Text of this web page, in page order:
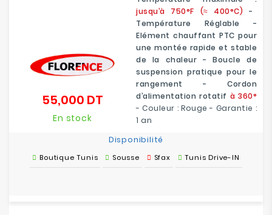
jusqu’à 750°F (≈ 400°C) -
Température Réglable -
Elément chauffant PTC pour
une montée rapide et stable
de la chaleur - Boucle de
suspension pratique pour le
rangement - Cordon
d’alimentation rotatif à 360°
- Couleur : Rouge - Garantie :
1 an
55,000 DT
En stock
Disponibilité
Boutique Tunis Sousse Sfax Tunis Drive-IN